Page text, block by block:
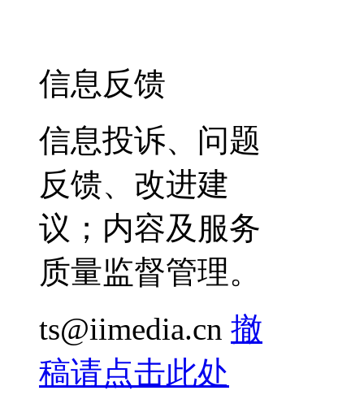
信息反馈
信息投诉、问题
反馈、改进建
议；内容及服务
质量监督管理。
ts@iimedia.cn 撤
稿请点击此处